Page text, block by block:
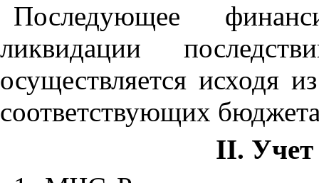
Последующее
ликвидации
осуществляется исходя
соответствующих
II. Учет